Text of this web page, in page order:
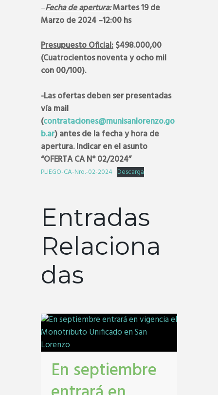
–Fecha de apertura:Martes 19de
Marzo de 2024 –12:00 hs
Presupuesto Oficial:$498.000,00
(Cuatrocientos noventa y ocho mil
con 00/100).
-Las ofertas deben ser presentadas
vía mail
(contrataciones@munisanlorenzo.go
b.ar) antes de la fecha y hora de
apertura. Indicar en el asunto
“OFERTA CA N° 02/2024”
PLIEGO-CA-Nro.-02-2024 Descarga
Entradas
Relaciona
das
En septiembre